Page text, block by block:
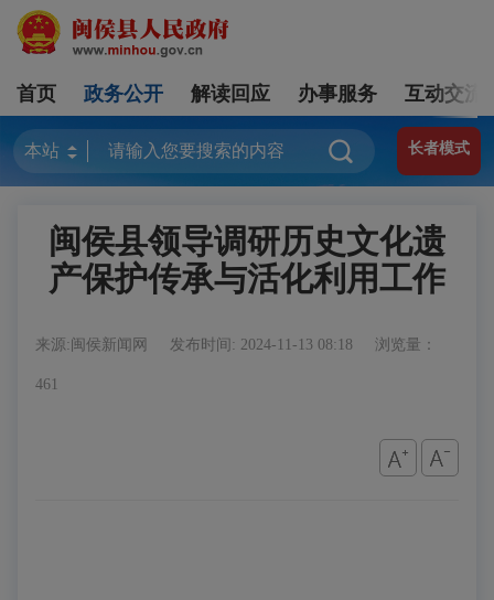
首页 政务公开 解读回应 办事服务 互动交流
长者模式
闽侯县领导调研历史文化遗
产保护传承与活化利用工作
来源:闽侯新闻网 发布时间: 2024-11-13 08:18 浏览量：
461